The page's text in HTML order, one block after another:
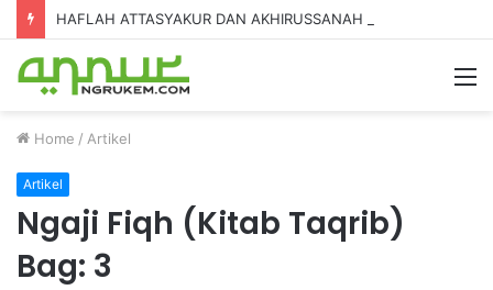
Home / Artikel
Artikel
Ngaji Fiqh (Kitab Taqrib)
Bag: 3